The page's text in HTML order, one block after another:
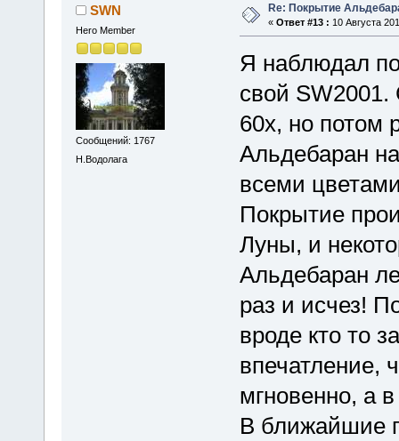
SWN
Hero Member
Сообщений: 1767
Н.Водолага
Re: Покрытие
« Ответ #13 : 10 Августа
Я наблюдал
свой
60х, но потом
Альдебаран
всеми
Покрытие
Луны, и
Альдебаран
раз и исчез!
вроде кто то
впечатление,
мгновенно, а
В ближайшие